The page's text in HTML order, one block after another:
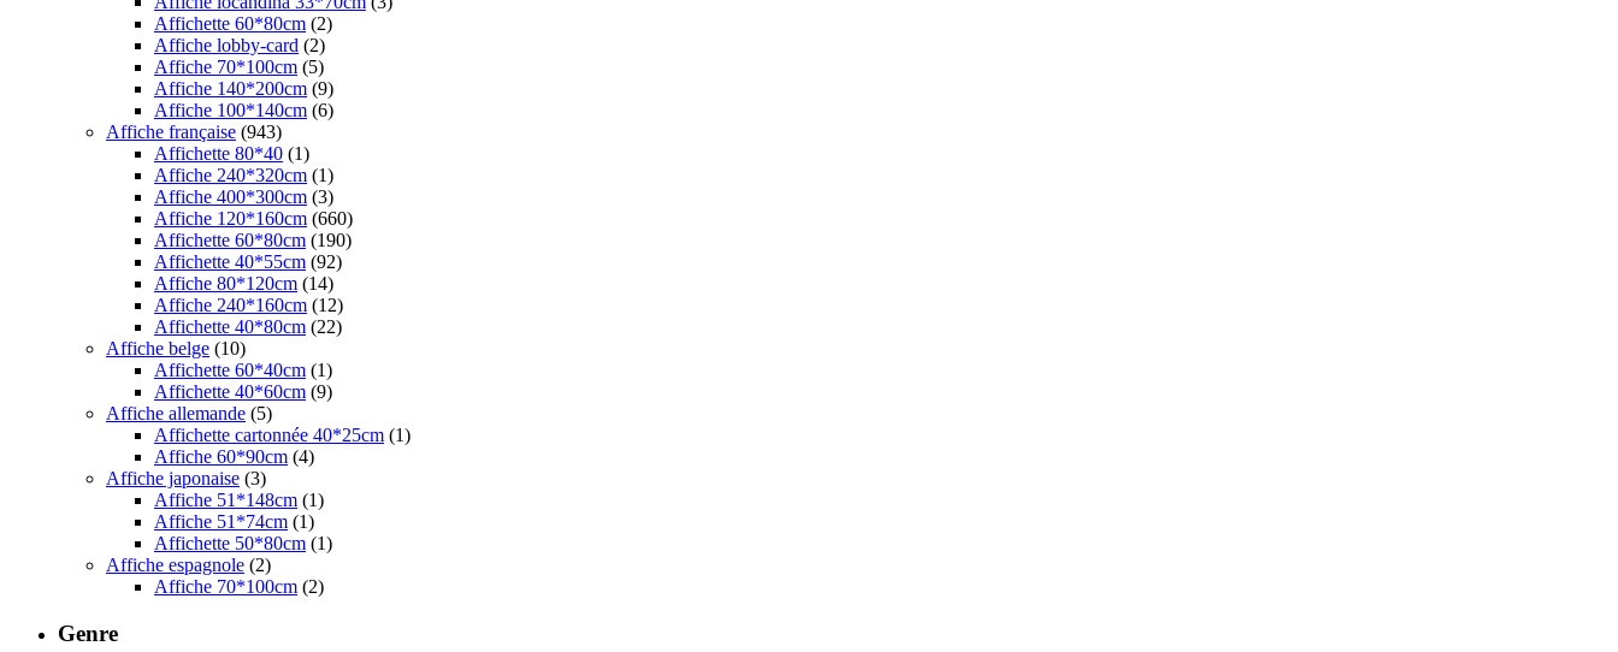
Affichette 60*80cm (2)
Affiche lobby-card (2)
Affiche 70*100cm (5)
Affiche 140*200cm (9)
Affiche 100*140cm (6)
Affiche française (943)
Affichette 80*40 (1)
Affiche 240*320cm (1)
Affiche 400*300cm (3)
Affiche 120*160cm (660)
Affichette 60*80cm (190)
Affichette 40*55cm (92)
Affiche 80*120cm (14)
Affiche 240*160cm (12)
Affichette 40*80cm (22)
Affiche belge (10)
Affichette 60*40cm (1)
Affichette 40*60cm (9)
Affiche allemande (5)
Affichette cartonnée 40*25cm (1)
Affiche 60*90cm (4)
Affiche japonaise (3)
Affiche 51*148cm (1)
Affiche 51*74cm (1)
Affichette 50*80cm (1)
Affiche espagnole (2)
Affiche 70*100cm (2)
Genre